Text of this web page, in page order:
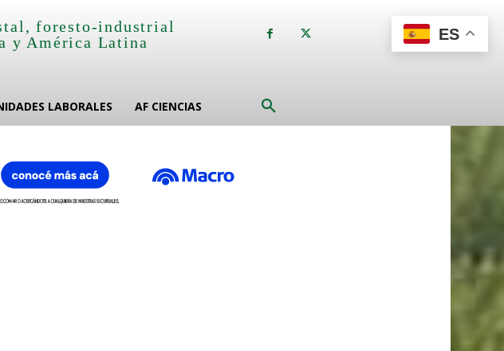
foresto-industrial
y América Latina
LABORALES AF CIENCIAS
ES